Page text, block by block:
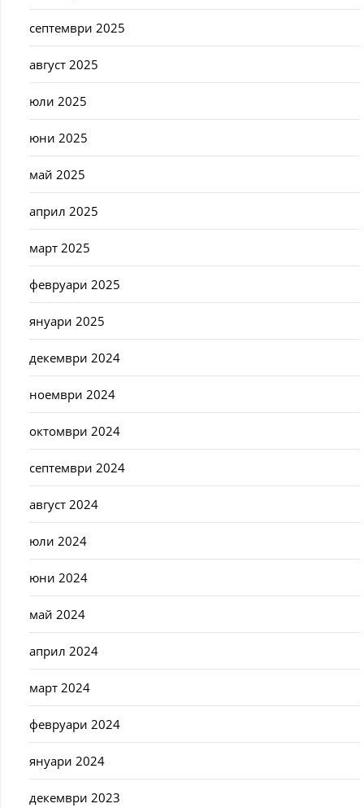
септември 2025
август 2025
юли 2025
юни 2025
май 2025
април 2025
март 2025
февруари 2025
януари 2025
декември 2024
ноември 2024
октомври 2024
септември 2024
август 2024
юли 2024
юни 2024
май 2024
април 2024
март 2024
февруари 2024
януари 2024
декември 2023